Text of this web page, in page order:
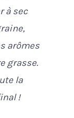
à sec
arômes
grasse.
la
!